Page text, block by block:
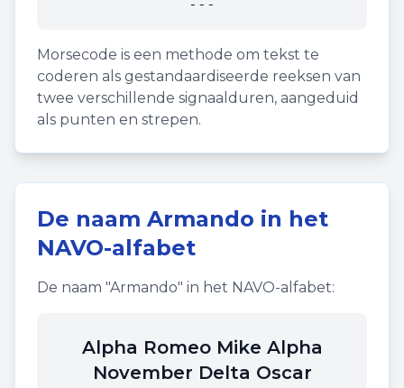
---
Morsecode is een methode om tekst te
coderen als gestandaardiseerde reeksen van
twee verschillende signaalduren, aangeduid
als punten en strepen.
De naam Armando in het
NAVO-alfabet
De naam "Armando" in het NAVO-alfabet:
Alpha Romeo Mike Alpha
November Delta Oscar